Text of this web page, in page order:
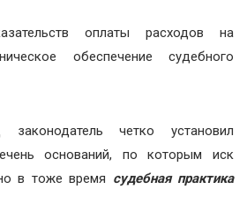
оплаты расходов на
обеспечение судебного
четко установил
оснований, по которым иск
в тоже время судебная практика